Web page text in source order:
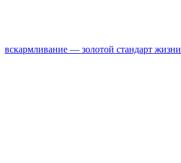
вскармливание — золотой стандарт жизни